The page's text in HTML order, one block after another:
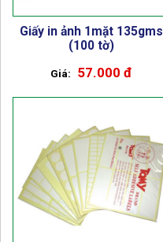
Giấy in ảnh 1mặt 135gms
(100 tờ)
57.000 đ